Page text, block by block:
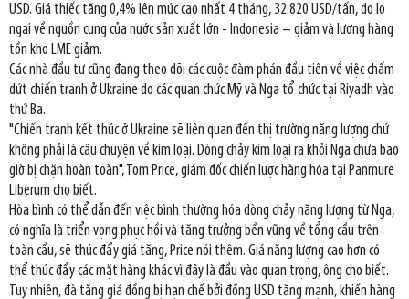
USD. Giá thiếc tăng 0,4% lên mức cao nhất 4 tháng, 32.820 USD/tấn, do lo
ngại về nguồn cung của nước sản xuất lớn - Indonesia – giảm và lượng hàng
tồn kho LME giảm.
Các nhà đầu tư cũng đang theo dõi các cuộc đàm phán đầu tiên về việc chấm
dứt chiến tranh ở Ukraine do các quan chức Mỹ và Nga tổ chức tại Riyadh vào
thứ Ba.
"Chiến tranh kết thúc ở Ukraine sẽ liên quan đến thị trường năng lượng chứ
không phải là câu chuyện về kim loại. Dòng chảy kim loại ra khỏi Nga chưa bao
giờ bị chặn hoàn toàn", Tom Price, giám đốc chiến lược hàng hóa tại Panmure
Liberum cho biết.
Hòa bình có thể dẫn đến việc bình thường hóa dòng chảy năng lượng từ Nga,
có nghĩa là triển vọng phục hồi và tăng trưởng bền vững về tổng cầu trên
toàn cầu, sẽ thúc đẩy giá tăng, Price nói thêm. Giá năng lượng cao hơn có
thể thúc đẩy các mặt hàng khác vì đây là đầu vào quan trọng, ông cho biết.
Tuy nhiên, đà tăng giá đồng bị hạn chế bởi đồng USD tăng mạnh, khiến hàng